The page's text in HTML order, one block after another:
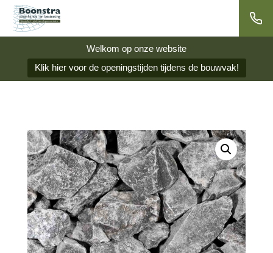
Welkom op onze website
Klik hier voor de openingstijden tijdens de bouwvak!